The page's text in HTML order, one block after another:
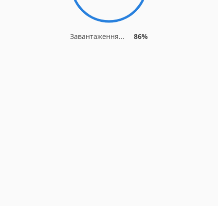
Завантаження... 86%